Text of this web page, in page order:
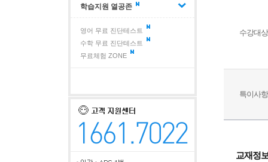
학습지원 열공존
영어 무료 진단테스트
수학 무료 진단테스트
무료체험 ZONE
수강대상
특이사항
교재정